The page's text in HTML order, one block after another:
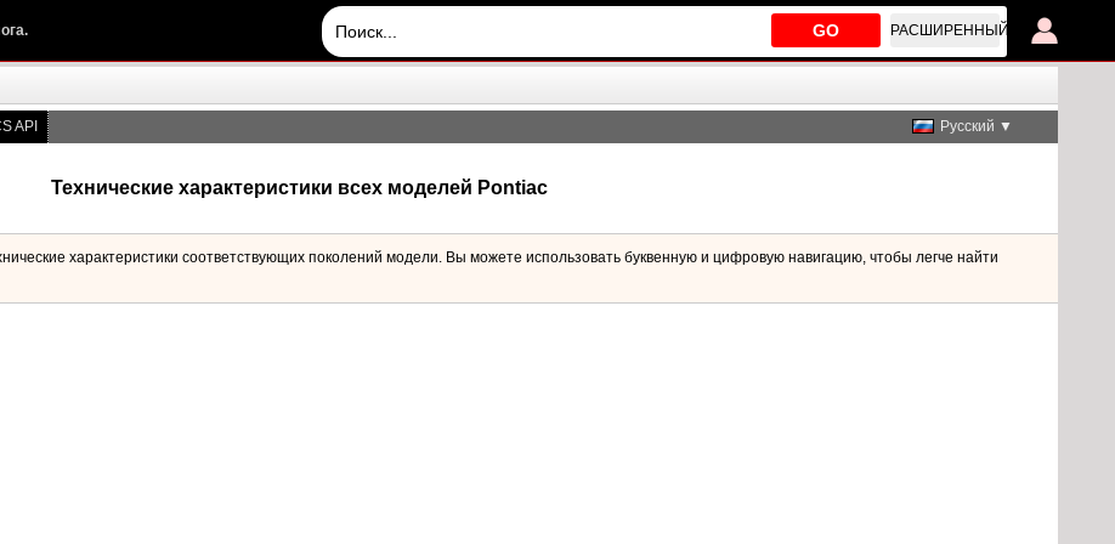
GO РАСШИРЕННЫЙ
API Русский ▼
Технические характеристики всех моделей Pontiac
характеристики соответствующих поколений модели. Вы можете использовать буквенную и цифровую навигацию, чтобы легче найти